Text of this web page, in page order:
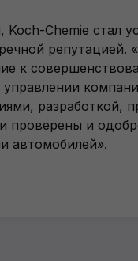
Koch-Chemie стал
репутацией.
к
разработкой,
проверены и
автомобилей».